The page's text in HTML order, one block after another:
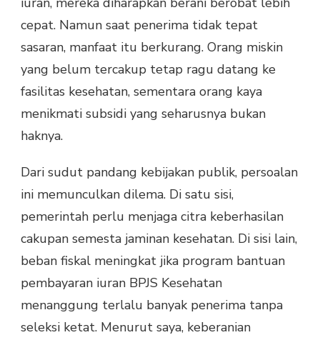
cepat. Namun saat penerima tidak tepat
sasaran, manfaat itu berkurang. Orang miskin
yang belum tercakup tetap ragu datang ke
fasilitas kesehatan, sementara orang kaya
menikmati subsidi yang seharusnya bukan
haknya.
Dari sudut pandang kebijakan publik, persoalan
ini memunculkan dilema. Di satu sisi,
pemerintah perlu menjaga citra keberhasilan
cakupan semesta jaminan kesehatan. Di sisi lain,
beban fiskal meningkat jika program bantuan
pembayaran iuran BPJS Kesehatan
menanggung terlalu banyak penerima tanpa
seleksi ketat. Menurut saya, keberanian